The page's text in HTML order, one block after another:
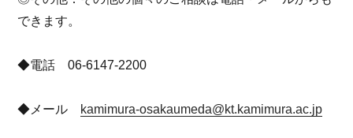
できます。
◆電話 06-6147-2200
◆メール kamimura-osakaumeda@kt.kamimura.ac.jp